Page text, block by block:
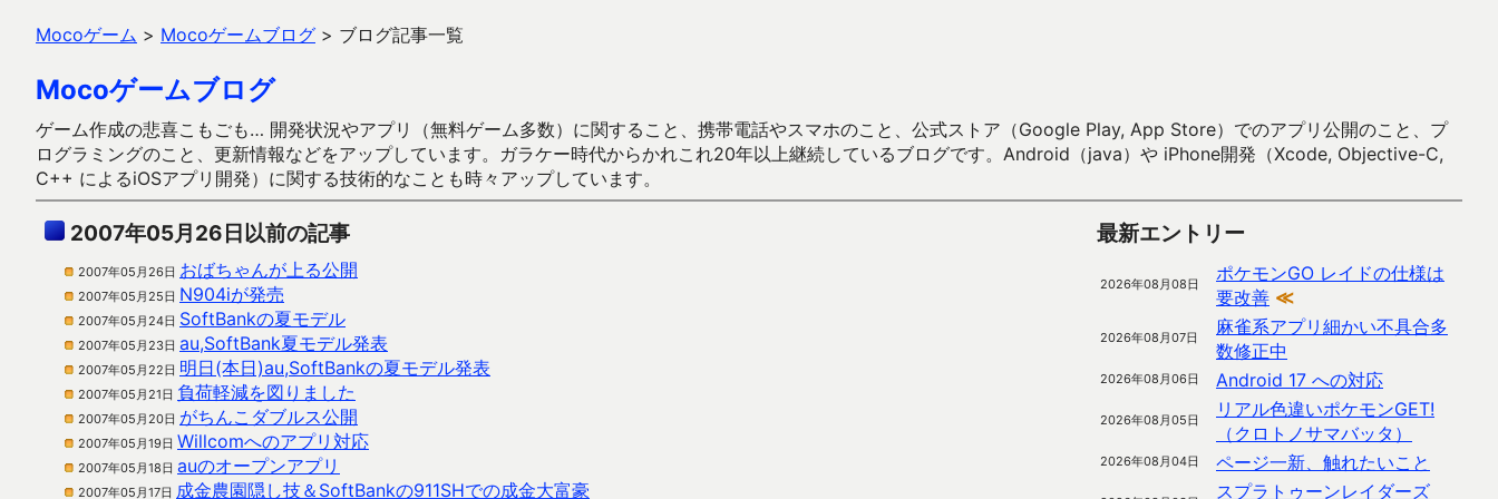
Mocoゲーム > Mocoゲームブログ > ブログ記事一覧
Mocoゲームブログ
ゲーム作成の悲喜こもごも… 開発状況やアプリ（無料ゲーム多数）に関すること、携帯電話やスマホのこと、公式ストア（Google Play, App Store）でのアプリ公開のこと、プ
ログラミングのこと、更新情報などをアップしています。ガラケー時代からかれこれ20年以上継続しているブログです。Android（java）や iPhone開発（Xcode, Objective-C,
C++ によるiOSアプリ開発）に関する技術的なことも時々アップしています。
2007年05月26日以前の記事
2007年05月26日 おばちゃんが上る公開
2007年05月25日 N904iが発売
2007年05月24日 SoftBankの夏モデル
2007年05月23日 au,SoftBank夏モデル発表
2007年05月22日 明日(本日)au,SoftBankの夏モデル発表
2007年05月21日 負荷軽減を図りました
2007年05月20日 がちんこダブルス公開
2007年05月19日 Willcomへのアプリ対応
2007年05月18日 auのオープンアプリ
2007年05月17日 成金農園隠し技＆SoftBankの911SHでの成金大富豪
最新エントリー
2026年08月08日
ポケモンGO レイドの仕様は
要改善 ≪
2026年08月07日
麻雀系アプリ細かい不具合多
数修正中
2026年08月06日 Android 17 への対応
2026年08月05日
リアル色違いポケモンGET!
（クロトノサマバッタ）
2026年08月04日 ページ一新、触れたいこと
スプラトゥーンレイダーズ